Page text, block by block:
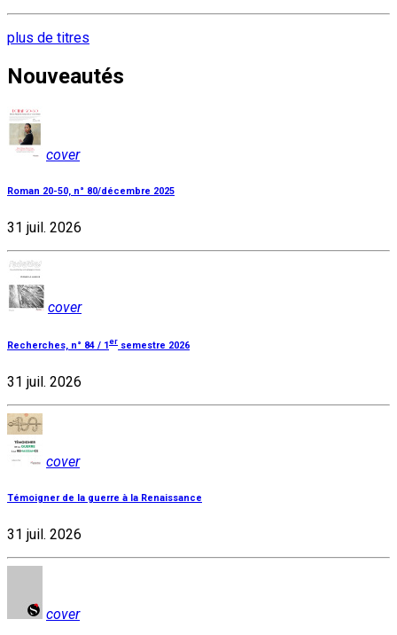
plus de titres
Nouveautés
cover
Roman 20-50, n° 80/décembre 2025
31 juil. 2026
cover
Recherches, n° 84 / 1 er semestre 2026
31 juil. 2026
cover
Témoigner de la guerre à la Renaissance
31 juil. 2026
cover